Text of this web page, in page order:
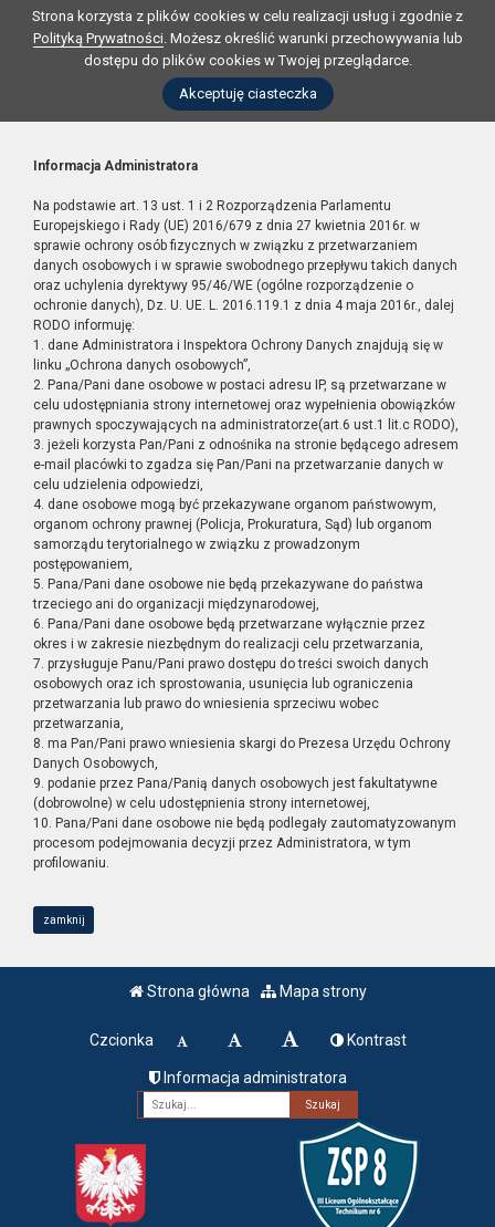
Strona korzysta z plików cookies w celu realizacji usług i zgodnie z
Polityką Prywatności. Możesz określić warunki przechowywania lub
dostępu do plików cookies w Twojej przeglądarce.
Akceptuję ciasteczka
Informacja Administratora
Na podstawie art. 13 ust. 1 i 2 Rozporządzenia Parlamentu
Europejskiego i Rady (UE) 2016/679 z dnia 27 kwietnia 2016r. w
sprawie ochrony osób fizycznych w związku z przetwarzaniem
danych osobowych i w sprawie swobodnego przepływu takich danych
oraz uchylenia dyrektywy 95/46/WE (ogólne rozporządzenie o
ochronie danych), Dz. U. UE. L. 2016.119.1 z dnia 4 maja 2016r., dalej
RODO informuję:
1. dane Administratora i Inspektora Ochrony Danych znajdują się w
linku „Ochrona danych osobowych”,
2. Pana/Pani dane osobowe w postaci adresu IP, są przetwarzane w
celu udostępniania strony internetowej oraz wypełnienia obowiązków
prawnych spoczywających na administratorze(art.6 ust.1 lit.c RODO),
3. jeżeli korzysta Pan/Pani z odnośnika na stronie będącego adresem
e-mail placówki to zgadza się Pan/Pani na przetwarzanie danych w
celu udzielenia odpowiedzi,
4. dane osobowe mogą być przekazywane organom państwowym,
organom ochrony prawnej (Policja, Prokuratura, Sąd) lub organom
samorządu terytorialnego w związku z prowadzonym
postępowaniem,
5. Pana/Pani dane osobowe nie będą przekazywane do państwa
trzeciego ani do organizacji międzynarodowej,
6. Pana/Pani dane osobowe będą przetwarzane wyłącznie przez
okres i w zakresie niezbędnym do realizacji celu przetwarzania,
7. przysługuje Panu/Pani prawo dostępu do treści swoich danych
osobowych oraz ich sprostowania, usunięcia lub ograniczenia
przetwarzania lub prawo do wniesienia sprzeciwu wobec
przetwarzania,
8. ma Pan/Pani prawo wniesienia skargi do Prezesa Urzędu Ochrony
Danych Osobowych,
9. podanie przez Pana/Panią danych osobowych jest fakultatywne
(dobrowolne) w celu udostępnienia strony internetowej,
10. Pana/Pani dane osobowe nie będą podlegały zautomatyzowanym
procesom podejmowania decyzji przez Administratora, w tym
profilowaniu.
zamknij
Strona główna Mapa strony
Czcionka Kontrast
Informacja administratora
Fraza